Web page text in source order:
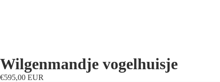
Wilgenmandje vogelhuisje
€595,00 EUR